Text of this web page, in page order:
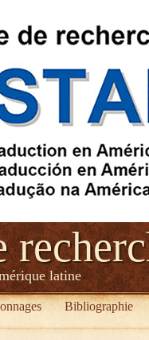
latine
Bibliographie